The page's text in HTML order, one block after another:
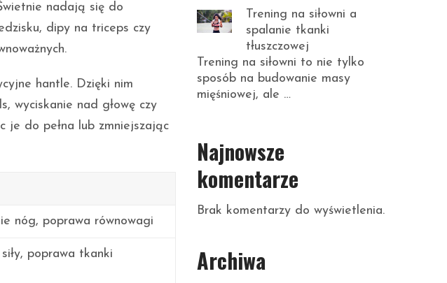
nadają się do
dipy na triceps czy
hantle. Dzięki nim
wyciskanie nad głowę czy
je do pełna lub zmniejszając
nóg, poprawa równowagi
poprawa tkanki
Trening na siłowni a
spalanie tkanki
tłuszczowej
Trening na siłowni to nie tylko
sposób na budowanie masy
mięśniowej, ale …
Najnowsze
komentarze
Brak komentarzy do wyświetlenia.
Archiwa